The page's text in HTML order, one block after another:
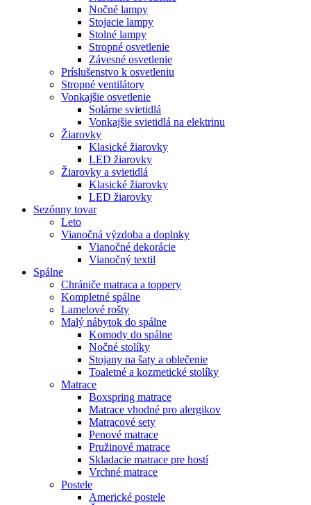
Nočné lampy
Stojacie lampy
Stolné lampy
Stropné osvetlenie
Závesné osvetlenie
Príslušenstvo k osvetleniu
Stropné ventilátory
Vonkajšie osvetlenie
Solárne svietidlá
Vonkajšie svietidlá na elektrinu
Žiarovky
Klasické žiarovky
LED žiarovky
Žiarovky a svietidlá
Klasické žiarovky
LED žiarovky
Sezónny tovar
Leto
Vianočná výzdoba a doplnky
Vianočné dekorácie
Vianočný textil
Spálne
Chrániče matraca a toppery
Kompletné spálne
Lamelové rošty
Malý nábytok do spálne
Komody do spálne
Nočné stolíky
Stojany na šaty a oblečenie
Toaletné a kozmetické stolíky
Matrace
Boxspring matrace
Matrace vhodné pro alergikov
Matracové sety
Penové matrace
Pružinové matrace
Skladacie matrace pre hostí
Vrchné matrace
Postele
Americké postele